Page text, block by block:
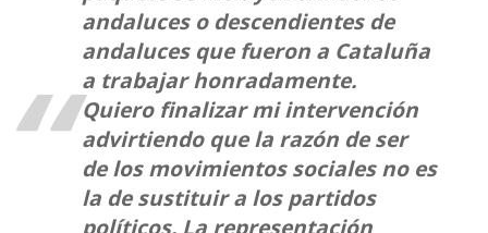
andaluces o descendientes de
andaluces que fueron a Cataluña
a trabajar honradamente.
Quiero finalizar mi intervención
advirtiendo que la razón de ser
de los movimientos sociales no es
la de sustituir a los partidos